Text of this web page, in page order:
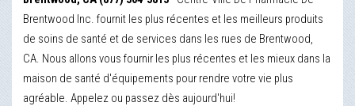
Brentwood Inc. fournit les plus récentes et les meilleurs produits
de soins de santé et de services dans les rues de Brentwood,
CA. Nous allons vous fournir les plus récentes et les mieux dans la
maison de santé d'équipements pour rendre votre vie plus
agréable. Appelez ou passez dès aujourd'hui!